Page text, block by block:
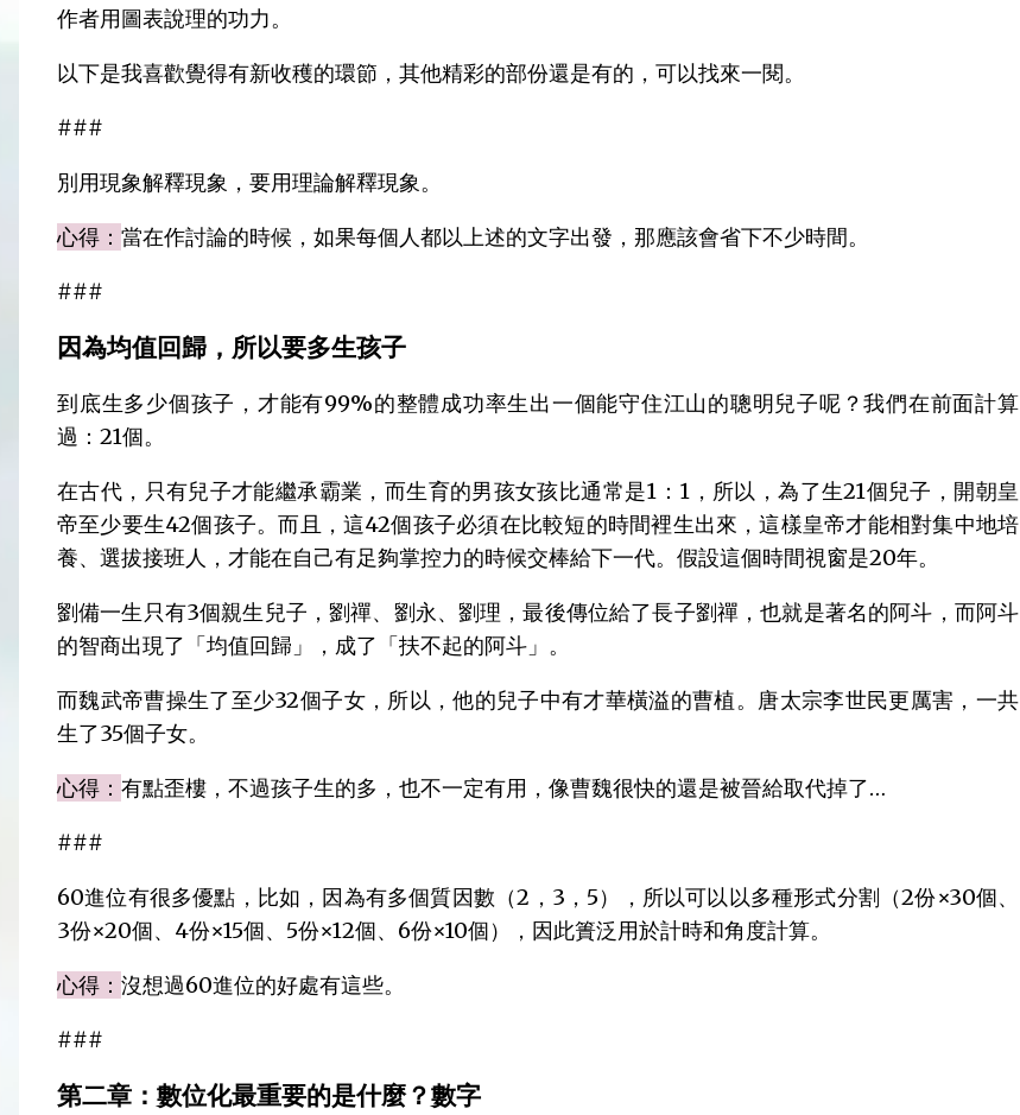
作者用圖表說理的功力。
以下是我喜歡覺得有新收穫的環節，其他精彩的部份還是有的，可以找來一閱。
###
別用現象解釋現象，要用理論解釋現象。
心得： 當在作討論的時候，如果每個人都以上述的文字出發，那應該會省下不少時間。
###
因為均值回歸，所以要多生孩子
到底生多少個孩子，才能有99%的整體成功率生出一個能守住江山的聰明兒子呢？我們在前面計算
過：21個。
在古代，只有兒子才能繼承霸業，而生育的男孩女孩比通常是1：1，所以，為了生21個兒子，開朝皇
帝至少要生42個孩子。而且，這42個孩子必須在比較短的時間裡生出來，這樣皇帝才能相對集中地培
養、選拔接班人，才能在自己有足夠掌控力的時候交棒給下一代。假設這個時間視窗是20年。
劉備一生只有3個親生兒子，劉禪、劉永、劉理，最後傳位給了長子劉禪，也就是著名的阿斗，而阿斗
的智商出現了「均值回歸」，成了「扶不起的阿斗」。
而魏武帝曹操生了至少32個子女，所以，他的兒子中有才華橫溢的曹植。唐太宗李世民更厲害，一共
生了35個子女。
心得： 有點歪樓，不過孩子生的多，也不一定有用，像曹魏很快的還是被晉給取代掉了…
###
60進位有很多優點，比如，因為有多個質因數（2，3，5），所以可以以多種形式分割（2份×30個、
3份×20個、4份×15個、5份×12個、6份×10個），因此簣泛用於計時和角度計算。
心得： 沒想過60進位的好處有這些。
###
第二章：數位化最重要的是什麼？數字